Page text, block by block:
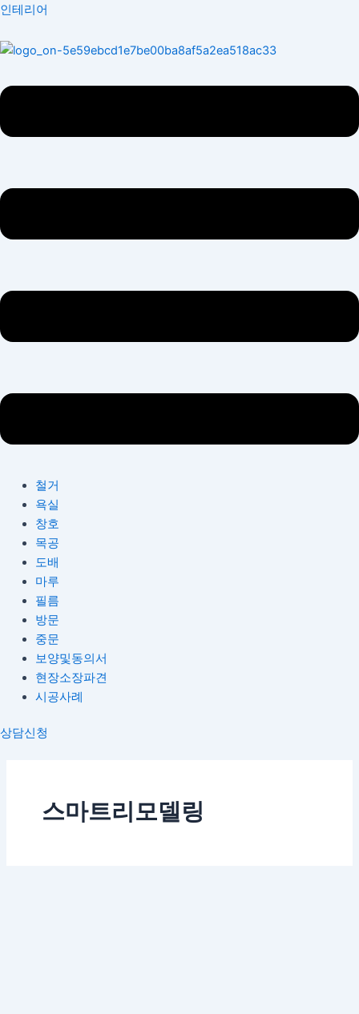
콘
츠
건
뛰
인테리어
Menu
철거
욕실
창호
목공
도배
마루
필름
방문
중문
보양및동의서
현장소장파견
시공사례
상담신청
스마트리모델링